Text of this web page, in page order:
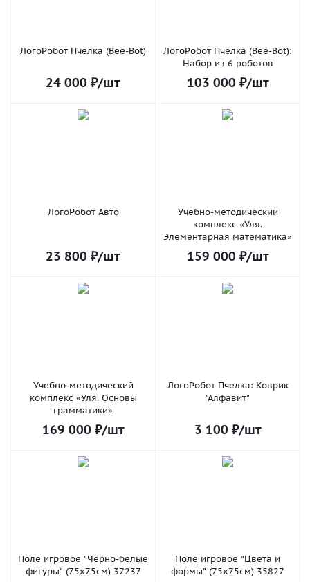
ЛогоРобот Пчелка (Bee-Bot)
24 000 ₽/шт
ЛогоРобот Пчелка (Bee-Bot):
Набор из 6 роботов
103 000 ₽/шт
ЛогоРобот Авто
23 800 ₽/шт
Учебно-методический
комплекс «Уля.
Элементарная математика»
159 000 ₽/шт
Учебно-методический
комплекс «Уля. Основы
грамматики»
169 000 ₽/шт
ЛогоРобот Пчелка: Коврик
"Алфавит"
3 100 ₽/шт
Поле игровое "Черно-белые
фигуры" (75х75см) 37237
Поле игровое "Цвета и
формы" (75х75см) 35827